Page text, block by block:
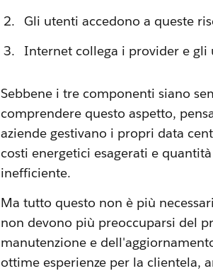
Gli utenti accedono a queste
Internet collega i provider e gli
Sebbene i tre componenti siano
comprendere questo aspetto,
aziende gestivano i propri data
costi energetici esagerati e
inefficiente.
Ma tutto questo non è più
non devono più preoccuparsi del
manutenzione e
ottime esperienze per la clientela,